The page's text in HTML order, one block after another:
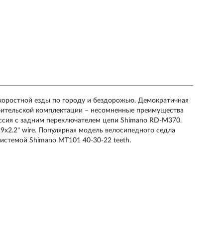
езды по городу и бездорожью. Демократичная
комплектации – несомненные преимущества
с задним переключателем цепи Shimano RD-M370.
wire. Популярная модель велосипедного седла
Shimano MT101 40-30-22 teeth.